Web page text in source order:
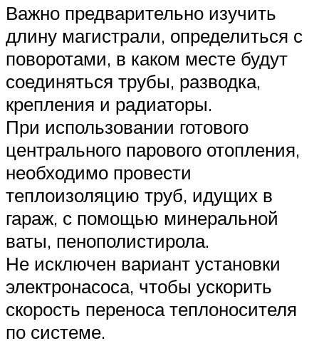
Важно предварительно изучить
длину магистрали, определиться с
поворотами, в каком месте будут
соединяться трубы, разводка,
крепления и радиаторы.
При использовании готового
центрального парового отопления,
необходимо провести
теплоизоляцию труб, идущих в
гараж, с помощью минеральной
ваты, пенополистирола.
Не исключен вариант установки
электронасоса, чтобы ускорить
скорость переноса теплоносителя
по системе.